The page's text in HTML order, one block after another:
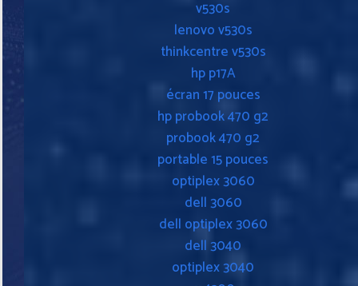
v530s
lenovo v530s
thinkcentre v530s
hp p17A
écran 17 pouces
hp probook 470 g2
probook 470 g2
portable 15 pouces
optiplex 3060
dell 3060
dell optiplex 3060
dell 3040
optiplex 3040